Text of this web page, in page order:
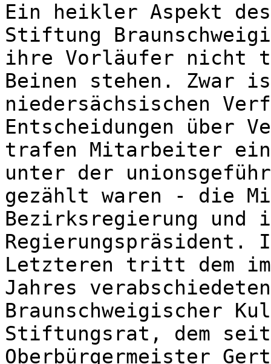
Ein heikler Aspekt
Stiftung
ihre Vorläufer nicht
Beinen stehen. Zwar
niedersächsischen
Entscheidungen über
trafen Mitarbeiter
unter der
gezählt waren - die
Bezirksregierung
Regierungspräsident.
Letzteren tritt dem im
Jahres
Braunschweigischer
Stiftungsrat, dem
Oberbürgermeister